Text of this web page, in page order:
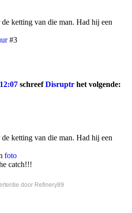
ketting van die man. Had hij een
#3
schreefDisruptr het volgende:
ketting van die man. Had hij een
foto
catch!!!
door Refinery89